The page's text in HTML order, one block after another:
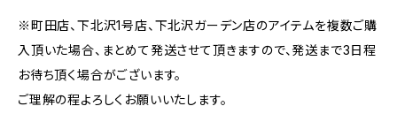
※町田店、下北沢1号店、下北沢ガーデン店のアイテムを複数ご購
入頂いた場合、まとめて発送させて頂きますので、発送まで3日程
お待ち頂く場合がございます。
ご理解の程よろしくお願いいたします。